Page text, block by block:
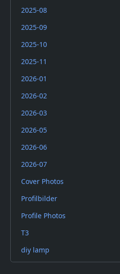
2025-08
2025-09
2025-10
2025-11
2026-01
2026-02
2026-03
2026-05
2026-06
2026-07
Cover Photos
Profilbilder
Profile Photos
T3
diy lamp